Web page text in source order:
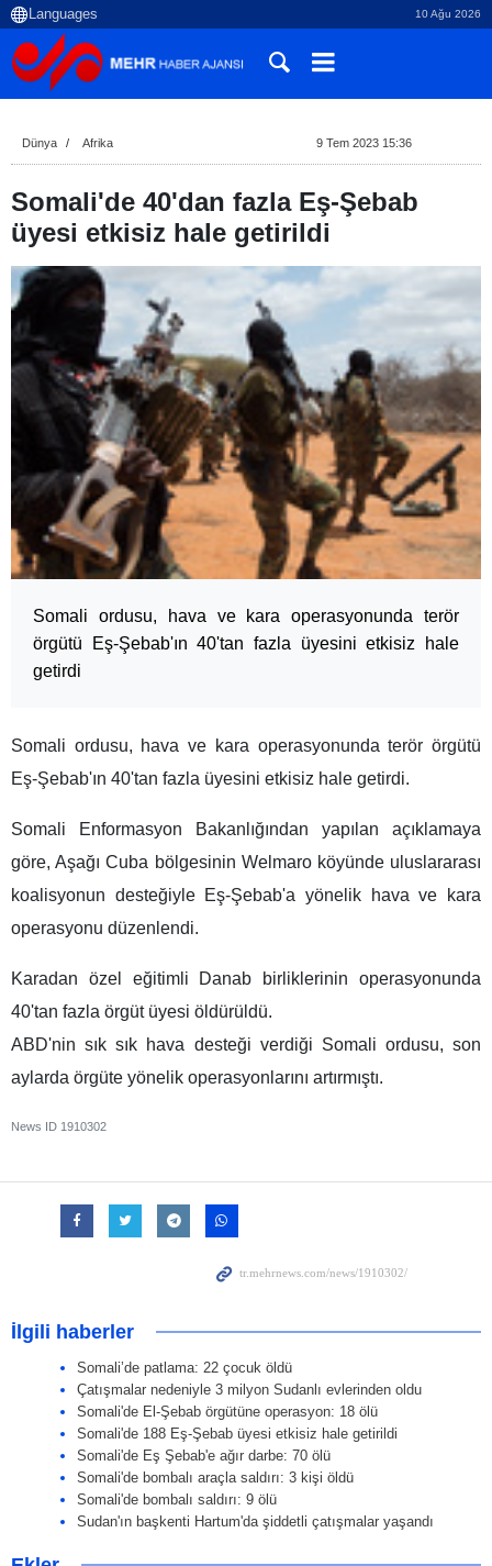
10 Ağu 2026
Dünya Afrika 9 Tem 2023 15:36
Somali'de 40'dan fazla Eş-Şebab
üyesi etkisiz hale getirildi
Somali ordusu, hava ve kara operasyonunda terör
örgütü Eş-Şebab'ın 40'tan fazla üyesini etkisiz hale
getirdi
Somali ordusu, hava ve kara operasyonunda terör örgütü
Eş-Şebab'ın 40'tan fazla üyesini etkisiz hale getirdi.
Somali Enformasyon Bakanlığından yapılan açıklamaya
göre, Aşağı Cuba bölgesinin Welmaro köyünde uluslararası
koalisyonun desteğiyle Eş-Şebab'a yönelik hava ve kara
operasyonu düzenlendi.
Karadan özel eğitimli Danab birliklerinin operasyonunda
40'tan fazla örgüt üyesi öldürüldü.
ABD'nin sık sık hava desteği verdiği Somali ordusu, son
aylarda örgüte yönelik operasyonlarını artırmıştı.
News ID 1910302
İlgili haberler
Somali’de patlama: 22 çocuk öldü
Çatışmalar nedeniyle 3 milyon Sudanlı evlerinden oldu
Somali'de El-Şebab örgütüne operasyon: 18 ölü
Somali'de 188 Eş-Şebab üyesi etkisiz hale getirildi
Somali'de Eş Şebab'e ağır darbe: 70 ölü
Somali'de bombalı araçla saldırı: 3 kişi öldü
Somali'de bombalı saldırı: 9 ölü
Sudan'ın başkenti Hartum'da şiddetli çatışmalar yaşandı